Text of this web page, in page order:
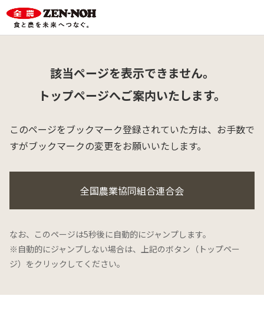
該当ページを表示できません。
トップページへご案内いたします。
このページをブックマーク登録されていた方は、 お手数で
すがブックマークの変更をお願いいたします。
全国農業協同組合連合会
なお、このページは5秒後に自動的にジャンプします。
※自動的にジャンプしない場合は、上記のボタン（トップペー
ジ）をクリックしてください。